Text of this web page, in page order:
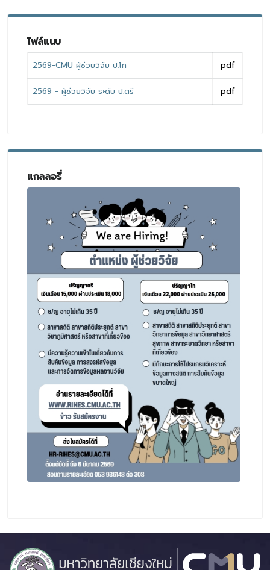
ไฟล์แนบ
2569-CMU ผู้ช่วยวิจัย ป.โท pdf
2569 - ผู้ช่วยวิจัย ระดับ ป.ตรี pdf
แกลลอรี่